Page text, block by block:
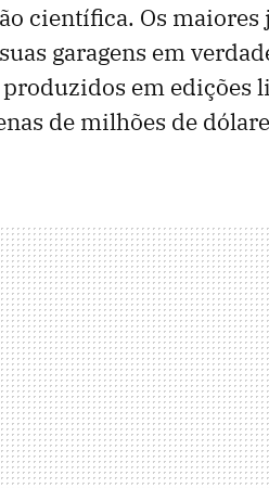
científica. Os maiores
garagens em
em edições
de milhões de